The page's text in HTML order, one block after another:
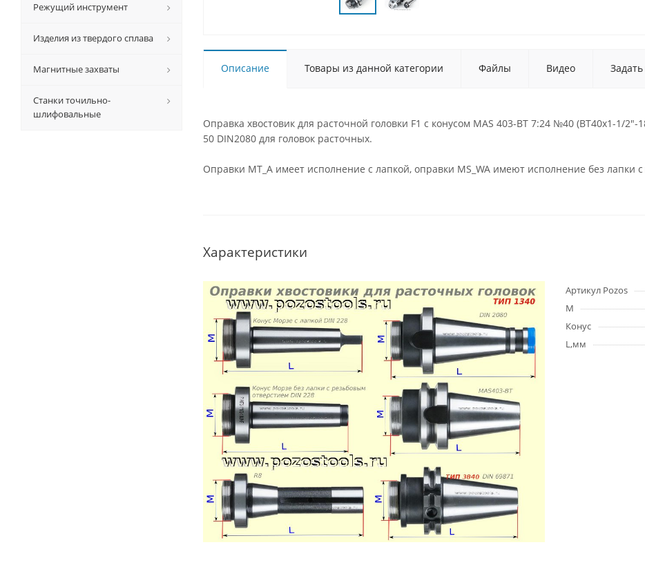
Описание Товары из данной категории Файлы Видео
Оправка хвостовик для расточной головки F1 с конусом MAS 403-BT 7:24 №40 (BT40x1-1/
50 DIN2080 для головок расточных.
Оправки MT_A имеет исполнение с лапкой, оправки MS_WA имеют исполнение без лапки
Характеристики
Артикул Pozos
M
Конус
L,мм
Режущий инструмент
Изделия из твердого сплава
Магнитные захваты
Станки точильно-
шлифовальные